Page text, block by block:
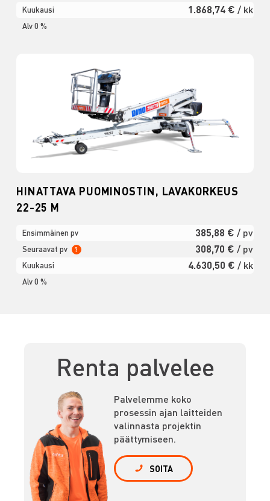
Kuukausi 1.868,74 € / kk
Alv 0 %
HINATTAVA PUOMINOSTIN, LAVAKORKEUS
22-25 M
Ensimmäinen pv 385,88 € / pv
Seuraavat pv ? 308,70 € / pv
Kuukausi 4.630,50 € / kk
Alv 0 %
Renta palvelee
Palvelemme koko
prosessin ajan laitteiden
valinnasta projektin
päättymiseen.
SOITA